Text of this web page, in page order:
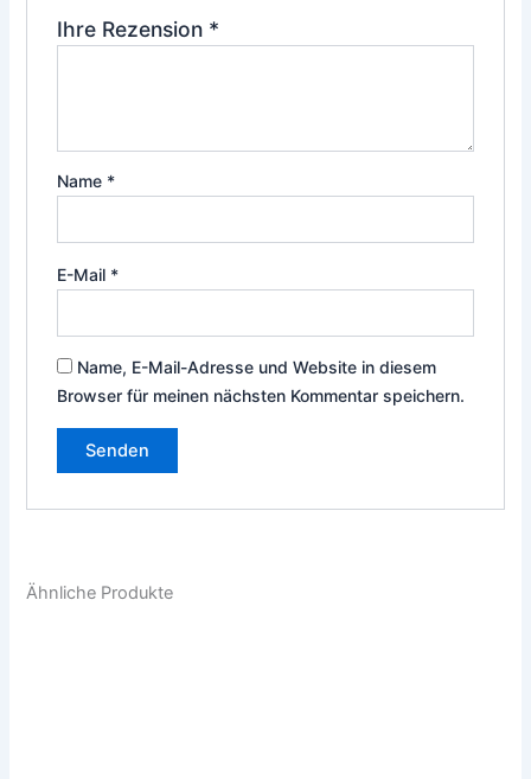
Ihre Rezension *
Name *
E-Mail *
Name, E-Mail-Adresse und Website in diesem
Browser für meinen nächsten Kommentar speichern.
Ähnliche Produkte